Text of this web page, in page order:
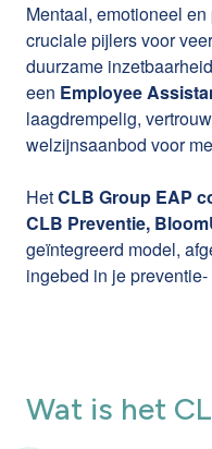
Mentaal, emotioneel
cruciale pijlers voor
duurzame
een Employee
laagdrempelig,
welzijnsaanbod voor
HetCLB Group EAP
CLB Preventie,
geïntegreerd model,
ingebed in je
Wat is het